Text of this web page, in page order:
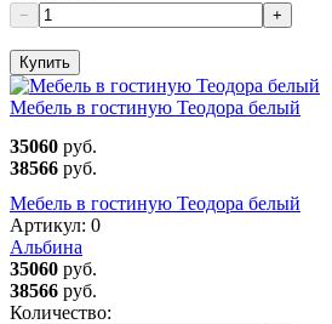
− +
Купить
Мебель в гостиную Теодора белый
35060 руб.
38566 руб.
Мебель в гостиную Теодора белый
Артикул: 0
Альбина
35060 руб.
38566 руб.
Количество: